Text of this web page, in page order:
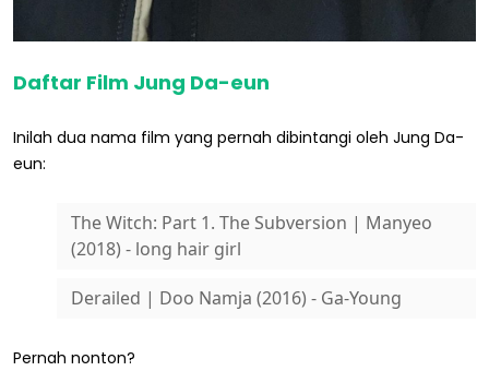
Daftar Film Jung Da-eun
Inilah dua nama film yang pernah dibintangi oleh Jung Da-
eun:
The Witch: Part 1. The Subversion | Manyeo
(2018) - long hair girl
Derailed | Doo Namja (2016) - Ga-Young
Pernah nonton?